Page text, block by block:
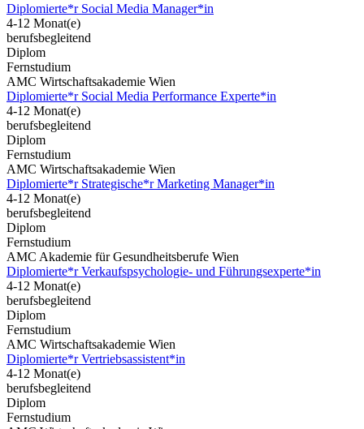
Diplomierte*r Social Media Manager*in
4-12 Monat(e)
berufsbegleitend
Diplom
Fernstudium
AMC Wirtschaftsakademie Wien
Diplomierte*r Social Media Performance Experte*in
4-12 Monat(e)
berufsbegleitend
Diplom
Fernstudium
AMC Wirtschaftsakademie Wien
Diplomierte*r Strategische*r Marketing Manager*in
4-12 Monat(e)
berufsbegleitend
Diplom
Fernstudium
AMC Akademie für Gesundheitsberufe Wien
Diplomierte*r Verkaufspsychologie- und Führungsexperte*in
4-12 Monat(e)
berufsbegleitend
Diplom
Fernstudium
AMC Wirtschaftsakademie Wien
Diplomierte*r Vertriebsassistent*in
4-12 Monat(e)
berufsbegleitend
Diplom
Fernstudium